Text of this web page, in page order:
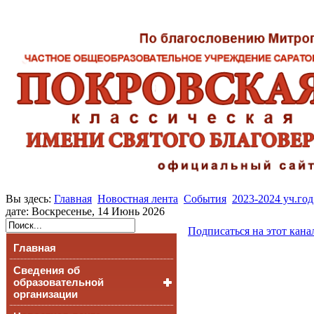
Вы здесь: Главная Новостная лента События 2023-2024 уч.год
дате: Воскресенье, 14 Июнь 2026
Главная
Сведения об
образовательной
организации
Подписаться на этот